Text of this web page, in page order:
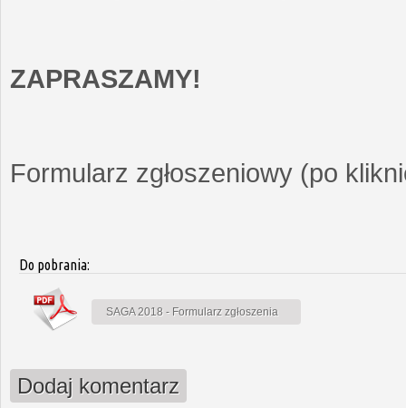
ZAPRASZAMY!
Formularz zgłoszeniowy (po
Do pobrania:
SAGA 2018 - Formularz zgłoszenia
Dodaj komentarz